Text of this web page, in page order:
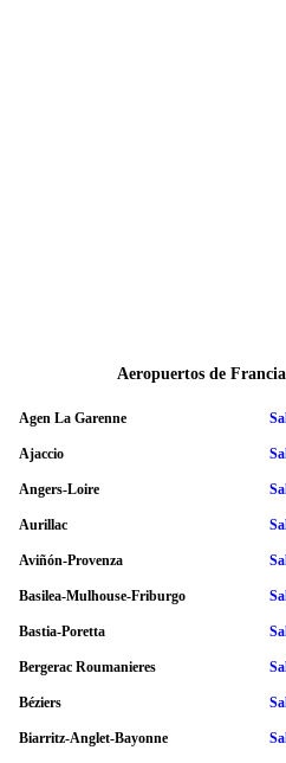
Aeropuertos de
Agen La Garenne
Ajaccio
Angers-Loire
Aurillac
Aviñón-Provenza
Basilea-Mulhouse-Friburgo
Bastia-Poretta
Bergerac Roumanieres
Béziers
Biarritz-Anglet-Bayonne